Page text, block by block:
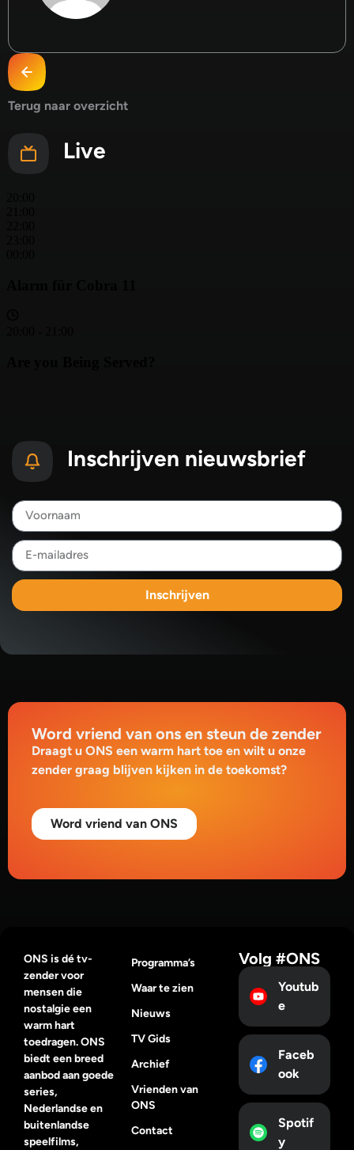
Terug naar overzicht
Live
Inschrijven nieuwsbrief
Inschrijven
Word vriend van ons en steun de zender
Draagt u ONS een warm hart toe en wilt u onze
zender graag blijven kijken in de toekomst?
Word vriend van ONS
ONS is dé tv-
zender voor
mensen die
nostalgie een
warm hart
toedragen. ONS
biedt een breed
aanbod aan goede
series,
Nederlandse en
buitenlandse
speelfilms,
Programma’s
Waar te zien
Nieuws
TV Gids
Archief
Vrienden van
ONS
Contact
Volg #ONS
Youtub
e
Faceb
ook
Spotif
y